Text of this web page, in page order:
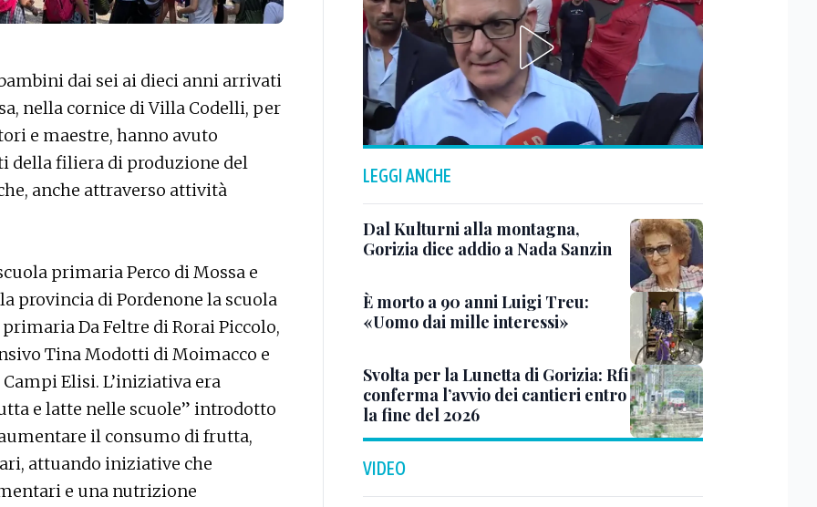
bambini dai sei ai dieci anni arrivati
nella cornice di Villa Codelli, per
e maestre, hanno avuto
della filiera di produzione del
anche attraverso attività
primaria Perco di Mossa e
provincia di Pordenone la scuola
Da Feltre di Rorai Piccolo,
Tina Modotti di Moimacco e
Elisi. L’iniziativa era
e latte nelle scuole” introdotto
il consumo di frutta,
attuando iniziative che
e una nutrizione
LEGGI ANCHE
Dal Kulturni alla montagna,
Gorizia dice addio a Nada Sanzin
È morto a 90 anni Luigi Treu:
«Uomo dai mille interessi»
Svolta per la Lunetta di Gorizia: Rfi
conferma l’avvio dei cantieri entro
la fine del 2026
VIDEO